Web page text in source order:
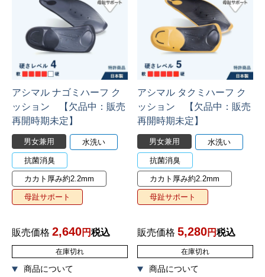
アシマル ナゴミハーフ ク
ッション 【欠品中：販売
再開時期未定】
男女兼用 水洗い
抗菌消臭
カカト厚み約2.2mm
母趾サポート
販売価格 2,640 税込
在庫切れ
アシマル タクミハーフ ク
ッション 【欠品中：販売
再開時期未定】
男女兼用 水洗い
抗菌消臭
カカト厚み約2.2mm
母趾サポート
販売価格 5,280 税込
在庫切れ